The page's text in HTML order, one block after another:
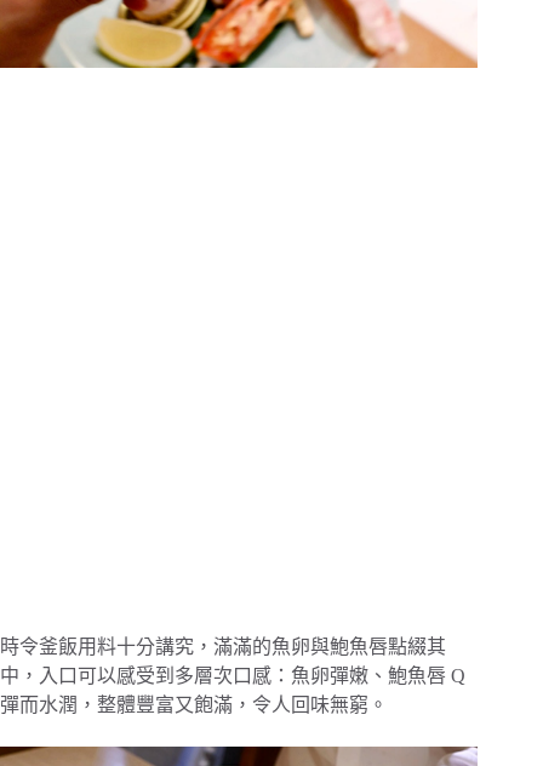
時令釜飯用料十分講究，滿滿的魚卵與鮑魚唇點綴其
中，入口可以感受到多層次口感：魚卵彈嫩、鮑魚唇 Q
彈而水潤，整體豐富又飽滿，令人回味無窮。